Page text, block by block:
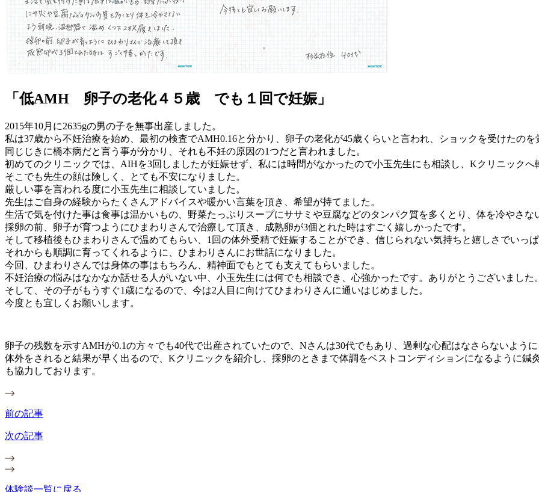
「低AMH 卵子の老化４５歳 でも１回で妊娠」
2015年10月に2635gの男の子を無事出産しました。
私は37歳から不妊治療を始め、最初の検査でAMH0.16と分かり、卵子の老化が45歳くらいと言われ、ショックを受けたのを
同じじきに橋本病だと言う事が分かり、それも不妊の原因の1つだと言われました。
初めてのクリニックでは、AIHを3回しましたが妊娠せず、私には時間がなかったので小玉先生にも相談し、Kクリニックへ
そこでも先生の顔は険しく、とても不安になりました。
厳しい事を言われる度に小玉先生に相談していました。
先生はご自身の経験からたくさんアドバイスや暖かい言葉を頂き、希望が持てました。
生活で気を付けた事は食事は温かいもの、野菜たっぷりスープにササミや豆腐などのタンパク質を多くとり、体を冷やさな
採卵の前、卵子が育つようにひまわりさんで治療して頂き、成熟卵が3個とれた時はすごく嬉しかったです。
そして移植後もひまわりさんで温めてもらい、1回の体外受精で妊娠することができ、信じられない気持ちと嬉しさでいっぱ
それからも順調に育ってくれるように、ひまわりさんにお世話になりました。
今回、ひまわりさんでは身体の事はもちろん、精神面でもとても支えてもらいました。
不妊治療の悩みはなかなか話せる人がいない中、小玉先生には何でも相談でき、心強かったです。ありがとうございました。
そして、その子がもうすぐ1歳になるので、今は2人目に向けてひまわりさんに通いはじめました。
今度とも宜しくお願いします。
卵子の残数を示すAMHが0.1の方々でも40代で出産されていたので、Nさんは30代でもあり、過剰な心配はなさらないように
体外をされると結果が早く出るので、Kクリニックを紹介し、採卵のときまで体調をベストコンディションになるように鍼
も協力しております。
前の記事
次の記事
体験談一覧に戻る